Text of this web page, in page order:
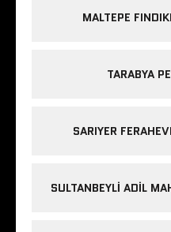
MALTEPE
TARABYA
SARIYER
SULTANBEYLI ADIL